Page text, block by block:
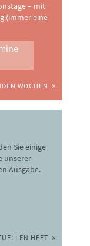
– mit
(immer eine
WOCHEN
Sie einige
unserer
Ausgabe.
HEFT